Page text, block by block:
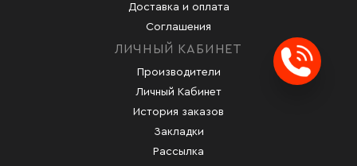
Доставка и оплата
Соглашения
ЛИЧНЫЙ КАБИНЕТ
Производители
Личный Кабинет
История заказов
Закладки
Рассылка